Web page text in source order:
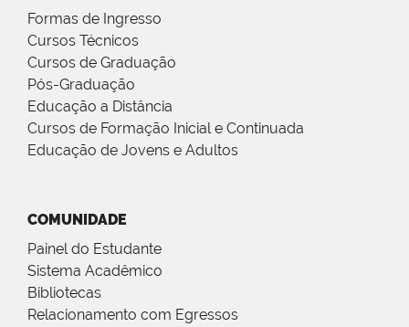
Formas de Ingresso
Cursos Técnicos
Cursos de Graduação
Pós-Graduação
Educação a Distância
Cursos de Formação Inicial e Continuada
Educação de Jovens e Adultos
COMUNIDADE
Painel do Estudante
Sistema Acadêmico
Bibliotecas
Relacionamento com Egressos